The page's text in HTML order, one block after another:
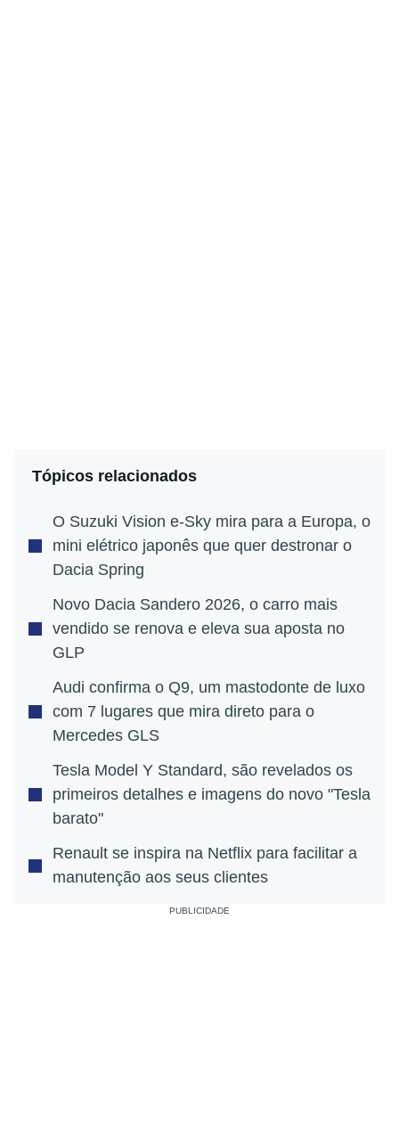
Tópicos relacionados
O Suzuki Vision e-Sky mira para a Europa, o
mini elétrico japonês que quer destronar o
Dacia Spring
Novo Dacia Sandero 2026, o carro mais
vendido se renova e eleva sua aposta no
GLP
Audi confirma o Q9, um mastodonte de luxo
com 7 lugares que mira direto para o
Mercedes GLS
Tesla Model Y Standard, são revelados os
primeiros detalhes e imagens do novo "Tesla
barato"
Renault se inspira na Netflix para facilitar a
manutenção aos seus clientes